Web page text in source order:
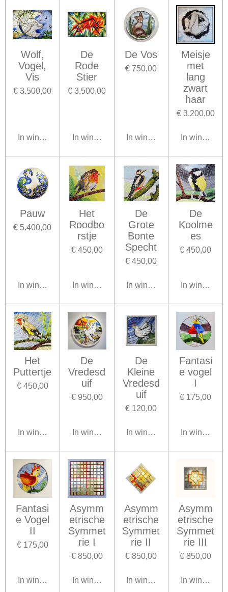
Wolf,
Vogel,
Vis
€ 3.500,00
In winkelwagen
De
Rode
Stier
€ 3.500,00
In winkelwagen
De Vos
€ 750,00
In winkelwagen
Meisje
met
lang
zwart
haar
€ 3.200,00
In
Pauw
€ 5.400,00
In winkelwagen
Het
Roodbo
rstje
€ 450,00
In winkelwagen
De
Grote
Bonte
Specht
€ 450,00
In winkelwagen
De
Koolme
es
€ 450,00
In
Het
Puttertje
€ 450,00
In winkelwagen
De
Vredesd
uif
€ 950,00
In winkelwagen
De
Kleine
Vredesd
uif
€ 120,00
In winkelwagen
Fantasi
e vogel
I
€ 175,00
In
Fantasi
e Vogel
II
€ 175,00
In winkelwagen
Asymm
etrische
Symmet
rie I
€ 850,00
In winkelwagen
Asymm
etrische
Symmet
rie II
€ 850,00
In winkelwagen
Asymm
etrische
Symmet
rie III
€ 850,00
In